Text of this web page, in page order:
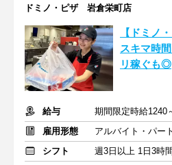
ドミノ・ピザ 岩倉栄町店
【ドミノ
スキマ時
リ稼ぐも◎
給与
期間限定時給1240
雇用形態
アルバイト・パート
シフト
週3日以上 1日3時